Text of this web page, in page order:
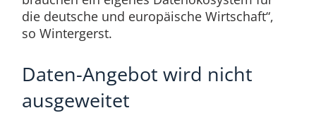
die deutsche und europäische Wirtschaft“,
so Wintergerst.
Daten-Angebot wird nicht
ausgeweitet